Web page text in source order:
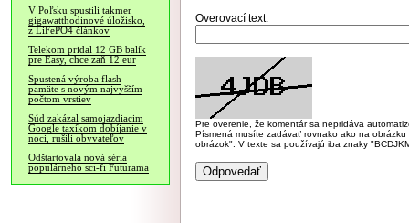
V Poľsku spustili takmer
gigawatthodinové úložisko,
z LiFePO4 článkov
Telekom pridal 12 GB balík
pre Easy, chce zaň 12 eur
Spustená výroba flash
pamäte s novým najvyšším
počtom vrstiev
Súd zakázal samojazdiacim
Google taxíkom dobíjanie v
noci, rušili obyvateľov
Odštartovala nová séria
populárneho sci-fi Futurama
Overovací text:
Pre overenie, že komentár sa nepridáva
Písmená musíte zadávať rovnako ako na
obrázok". V texte sa používajú iba znaky